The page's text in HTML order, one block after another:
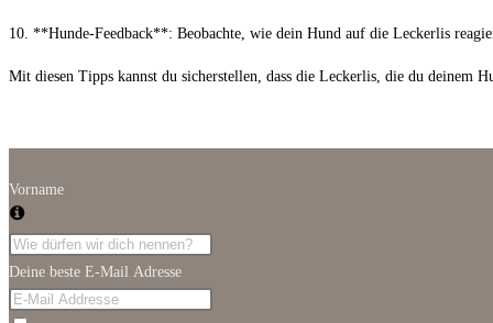
10. **Hunde-Feedback**: Beobachte, wie dein Hund auf die Leckerlis
Mit diesen Tipps kannst du sicherstellen, dass die Leckerlis, die du
Vorname
Deine beste E-Mail Adresse